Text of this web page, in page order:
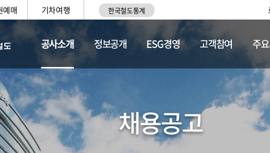
예매 기차여행 한국철도통계
공사소개
일반현황 채용정보
정보공개 ESG경영 고객참여 주
채용공고